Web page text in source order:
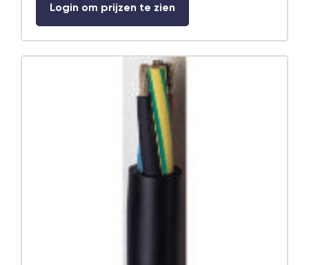
Login om prijzen te zien